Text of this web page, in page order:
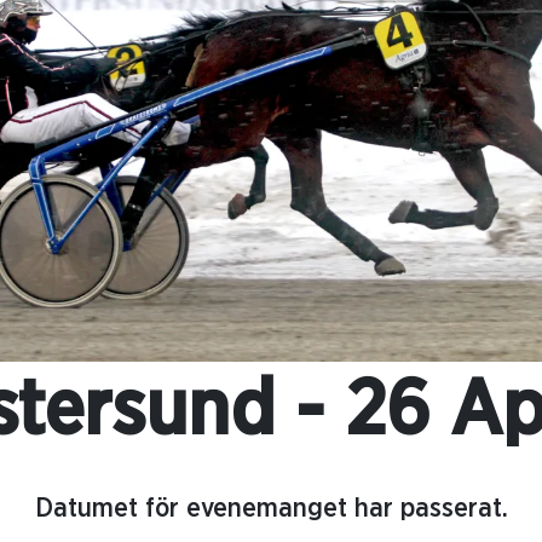
- 26
Datumet för evenemanget har passerat.